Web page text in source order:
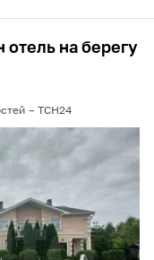
на берегу
ТСН24